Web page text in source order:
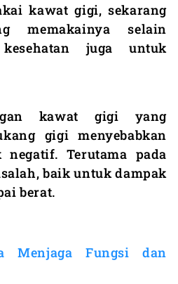
kawat gigi, sekarang
memakainya selain
juga untuk
kawat gigi yang
gigi menyebabkan
negatif. Terutama pada
baik untuk dampak
berat.
Menjaga Fungsi dan